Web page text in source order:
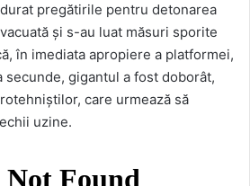
pregătirile pentru detonarea
şi s-au luat măsuri sporite
în imediata apropiere a platformei,
secunde, gigantul a fost doborât,
care urmează să
uzine.